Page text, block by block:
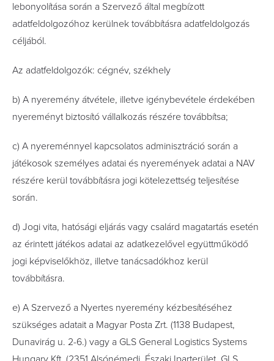
lebonyolítása során a Szervező által megbízott
adatfeldolgozóhoz kerülnek továbbításra adatfeldolgozás
céljából.
Az adatfeldolgozók: cégnév, székhely
b) A nyeremény átvétele, illetve igénybevétele érdekében
nyereményt biztosító vállalkozás részére továbbítsa;
c) A nyereménnyel kapcsolatos adminisztráció során a
játékosok személyes adatai és nyeremények adatai a NAV
részére kerül továbbításra jogi kötelezettség teljesítése
során.
d) Jogi vita, hatósági eljárás vagy csalárd magatartás esetén
az érintett játékos adatai az adatkezelővel együttműködő
jogi képviselőkhöz, illetve tanácsadókhoz kerül
továbbításra.
e) A Szervező a Nyertes nyeremény kézbesítéséhez
szükséges adatait a Magyar Posta Zrt. (1138 Budapest,
Dunavirág u. 2-6.) vagy a GLS General Logistics Systems